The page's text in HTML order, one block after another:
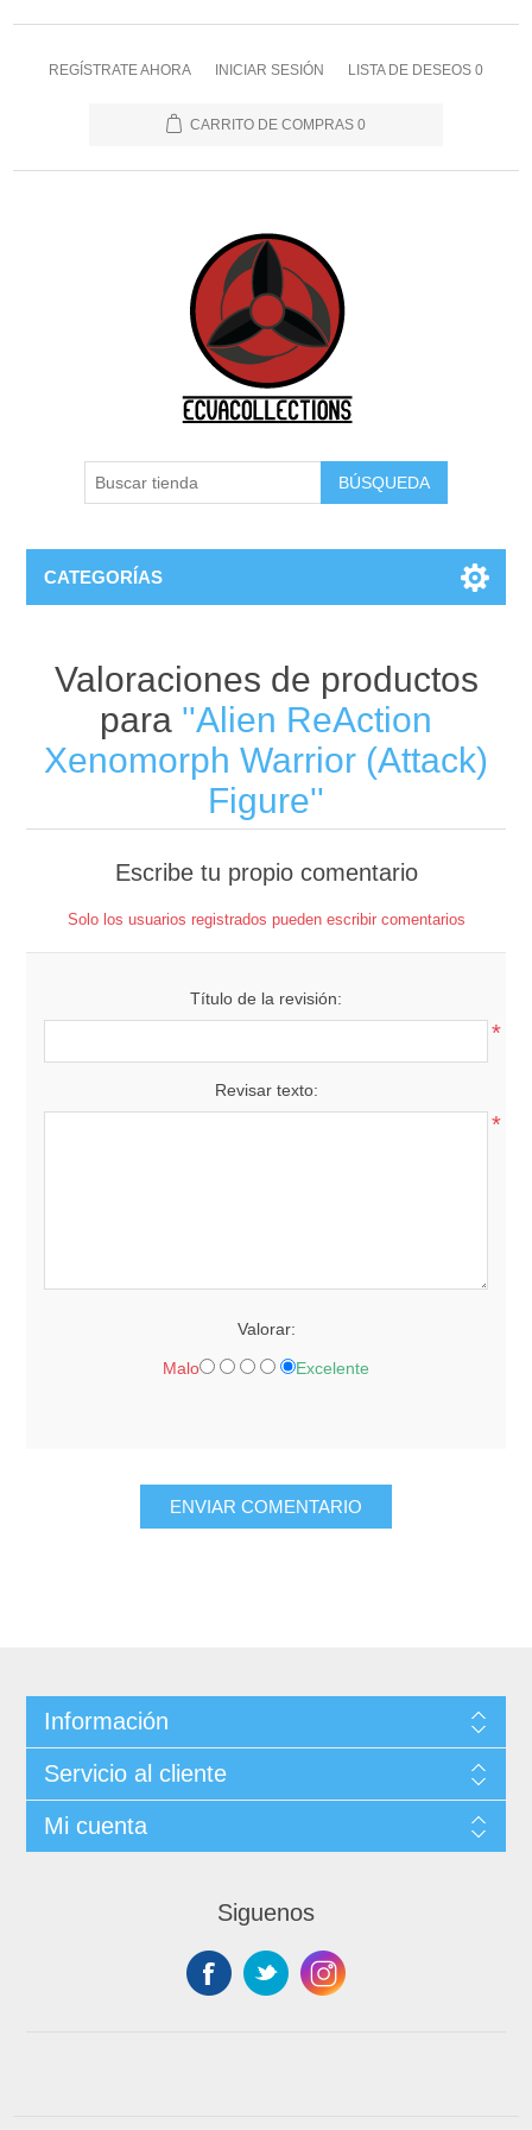
REGÍSTRATE AHORA INICIAR SESIÓN LISTA DE DESEOS 0
CARRITO DE COMPRAS 0
BÚSQUEDA
CATEGORÍAS
Valoraciones de productos
para
Alien ReAction
Xenomorph Warrior (Attack)
Figure
Escribe tu propio comentario
Solo los usuarios registrados pueden escribir comentarios
Título de la revisión:
*
Revisar texto:
*
Valorar:
Malo Excelente
ENVIAR COMENTARIO
Información
Servicio al cliente
Mi cuenta
Siguenos